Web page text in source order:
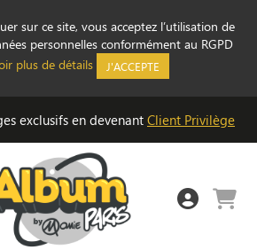
sur ce site, vous acceptez l’utilisation de
personnelles conformément au RGPD
plus de détails J'ACCEPTE
exclusifs en devenant Client Privilège